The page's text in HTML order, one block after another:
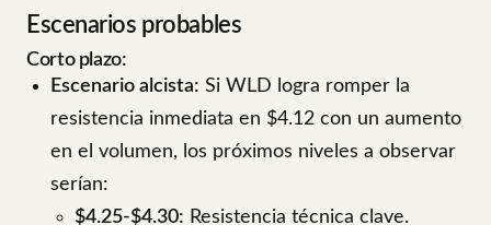
Escenarios probables
Corto plazo:
Escenario alcista: Si WLD logra romper la
resistencia inmediata en $4.12 con un aumento
en el volumen, los próximos niveles a observar
serían:
$4.25-$4.30: Resistencia técnica clave.